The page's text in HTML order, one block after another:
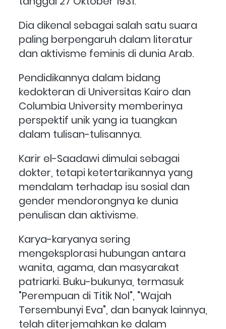
Dia dikenal sebagai salah satu suara
paling berpengaruh dalam literatur
dan aktivisme feminis di dunia Arab.
Pendidikannya dalam bidang
kedokteran di Universitas Kairo dan
Columbia University memberinya
perspektif unik yang ia tuangkan
dalam tulisan-tulisannya.
Karir el-Saadawi dimulai sebagai
dokter, tetapi ketertarikannya yang
mendalam terhadap isu sosial dan
gender mendorongnya ke dunia
penulisan dan aktivisme.
Karya-karyanya sering
mengeksplorasi hubungan antara
wanita, agama, dan masyarakat
patriarki. Buku-bukunya, termasuk
"Perempuan di Titik Nol", "Wajah
Tersembunyi Eva", dan banyak lainnya,
telah diterjemahkan ke dalam